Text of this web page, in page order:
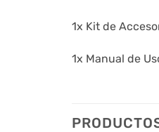
1x Kit de
1x Manual de